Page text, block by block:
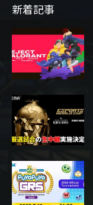
新着記事